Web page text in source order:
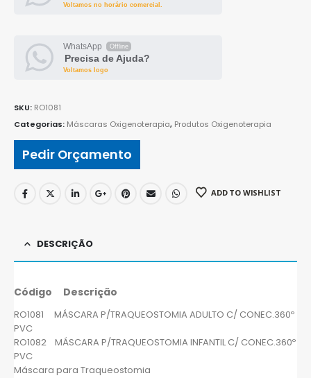
Voltamos no horário comercial.
WhatsApp Offline
Precisa de Ajuda?
Voltamos logo
SKU: RO1081
Categorias: Máscaras Oxigenoterapia, Produtos Oxigenoterapia
Pedir Orçamento
ADD TO WISHLIST
DESCRIÇÃO
Código Descrição
RO1081 MÁSCARA P/TRAQUEOSTOMIA ADULTO C/ CONEC.360º
PVC
RO1082 MÁSCARA P/TRAQUEOSTOMIA INFANTIL C/ CONEC.360º
PVC
Máscara para Traqueostomia